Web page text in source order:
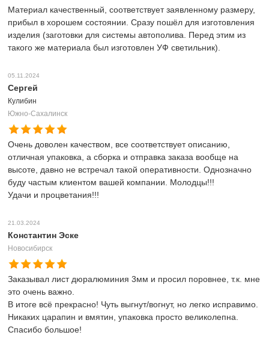
Материал качественный, соответствует заявленному размеру,
прибыл в хорошем состоянии. Сразу пошёл для изготовления
изделия (заготовки для системы автополива. Перед этим из
такого же материала был изготовлен УФ светильник).
05.11.2024
Сергей
Кулибин
Южно-Сахалинск
Очень доволен качеством, все соответствует описанию,
отличная упаковка, а сборка и отправка заказа вообще на
высоте, давно не встречал такой оперативности. Однозначно
буду частым клиентом вашей компании. Молодцы!!!
Удачи и процветания!!!
21.03.2024
Константин Эске
Новосибирск
Заказывал лист дюралюминия 3мм и просил поровнее, т.к. мне
это очень важно.
В итоге всё прекрасно! Чуть выгнут/вогнут, но легко исправимо.
Никаких царапин и вмятин, упаковка просто великолепна.
Спасибо большое!